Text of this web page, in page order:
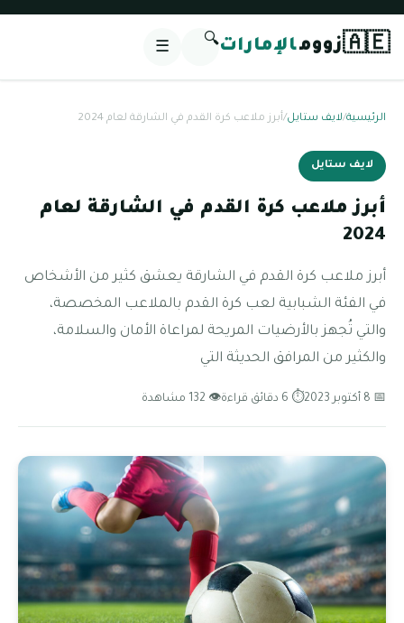
🇦🇪زوومالإمارات🔍
☰
الرئيسية/لايف ستايل/أبرز ملاعب كرة القدم في الشارقة لعام 2024
لايف ستايل
أبرز ملاعب كرة القدم في الشارقة لعام
2024
أبرز ملاعب كرة القدم في الشارقة يعشق كثير من الأشخاص
في الفئة الشبابية لعب كرة القدم بالملاعب المخصصة،
والتي تُجهز بالأرضيات المريحة لمراعاة الأمان والسلامة،
والكثير من المرافق الحديثة التي
📅 8 أكتوبر 2023 ⏱ 6 دقائق قراءة 👁 132 مشاهدة